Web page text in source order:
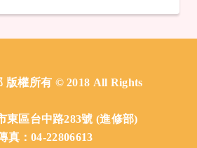
版權所有 © 2018 All Rights
東區台中路283號 (進修部)
真：04-22806613